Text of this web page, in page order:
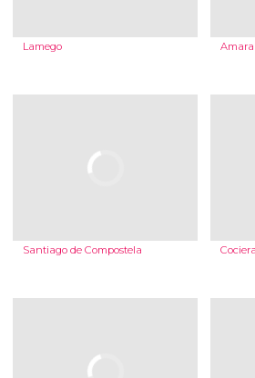
Lamego
Santiago de Compostela